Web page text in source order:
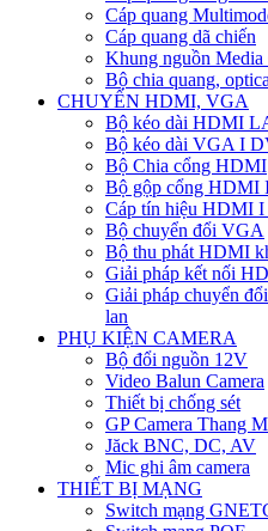
Cáp quang
Cáp quang dã chiến
Khung nguồn Media
Bộ chia quang,
CHUYỂN HDMI, VGA
Bộ kéo dài HDMI
Bộ kéo dài VGA I
Bộ Chia cổng HDMI
Bộ gộp cổng HDMI
Cáp tín hiệu HDMI
Bộ chuyển đổi VGA
Bộ thu phát HDMI
Giải pháp kết nối
Giải pháp chuyển
lan
PHỤ KIỆN CAMERA
Bộ đổi nguồn 12V
Video Balun Camera
Thiết bị chống sét
GP Camera Thang
Jăck BNC, DC, AV
Mic ghi âm camera
THIẾT BỊ MẠNG
Switch mạng